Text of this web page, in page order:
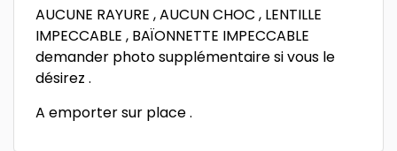
AUCUNE RAYURE , AUCUN CHOC , LENTILLE
IMPECCABLE , BAÏONNETTE IMPECCABLE
demander photo supplémentaire si vous le
désirez .
A emporter sur place .